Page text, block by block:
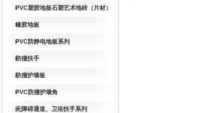
PVC塑胶地板石塑艺术地砖（片材）
橡胶地板
PVC防静电地板系列
防撞扶手
防撞护墙板
PVC防撞护墙角
无障碍通道、卫浴扶手系列